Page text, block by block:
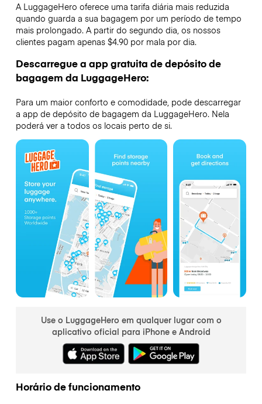
A LuggageHero oferece uma tarifa diária mais reduzida
quando guarda a sua bagagem por um período de tempo
mais prolongado. A partir do segundo dia, os nossos
clientes pagam apenas $4.90 por mala por dia.
Descarregue a app gratuita de depósito de
bagagem da LuggageHero:
Para um maior conforto e comodidade, pode descarregar
a app de depósito de bagagem da LuggageHero. Nela
poderá ver a todos os locais perto de si.
Use o LuggageHero em qualquer lugar com o
aplicativo oficial para iPhone e Android
Horário de funcionamento